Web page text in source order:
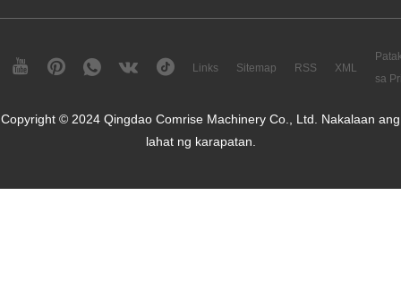
Links Sitemap RSS XML
sa
Copyright © 2024 Qingdao Comrise Machinery Co., Ltd. Nakalaan ang
lahat ng karapatan.